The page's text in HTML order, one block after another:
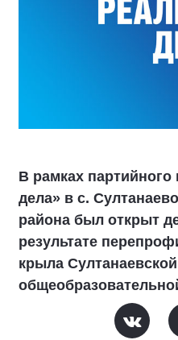
В рамках
дела» в с.
района был открыт
результате
крыла